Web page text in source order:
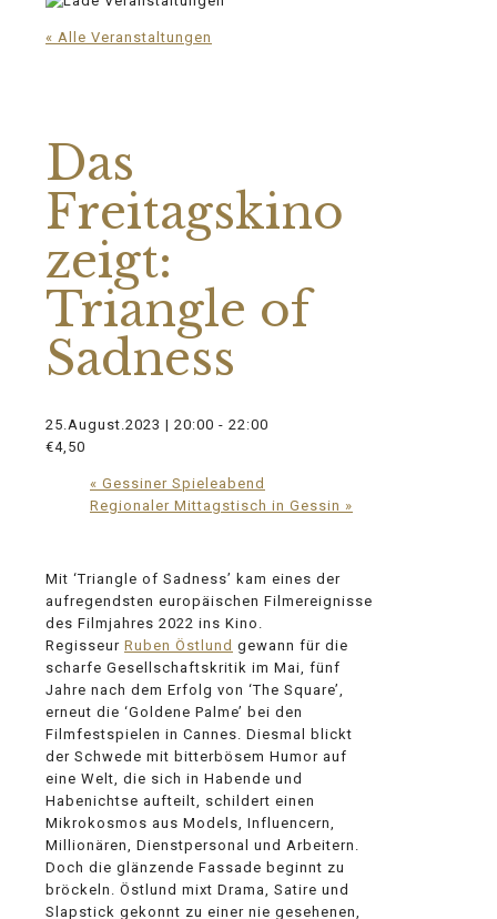
« Alle Veranstaltungen
Das
Freitagskino
zeigt:
Triangle of
Sadness
25.August.2023 | 20:00 - 22:00
€4,50
« Gessiner Spieleabend
Regionaler Mittagstisch in Gessin »
Mit ‘Triangle of Sadness’ kam eines der
aufregendsten europäischen Filmereignisse
des Filmjahres 2022 ins Kino.
Regisseur Ruben Östlund gewann für die
scharfe Gesellschaftskritik im Mai, fünf
Jahre nach dem Erfolg von ‘The Square’,
erneut die ‘Goldene Palme’ bei den
Filmfestspielen in Cannes. Diesmal blickt
der Schwede mit bitterbösem Humor auf
eine Welt, die sich in Habende und
Habenichtse aufteilt, schildert einen
Mikrokosmos aus Models, Influencern,
Millionären, Dienstpersonal und Arbeitern.
Doch die glänzende Fassade beginnt zu
bröckeln. Östlund mixt Drama, Satire und
Slapstick gekonnt zu einer nie gesehenen,